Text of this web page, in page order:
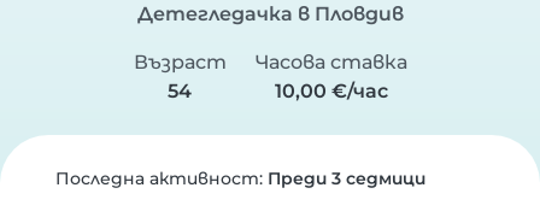
Детегледачка в Пловдив
Възраст
54
Часова ставка
10,00 €/час
Последна активност: Преди 3 седмици